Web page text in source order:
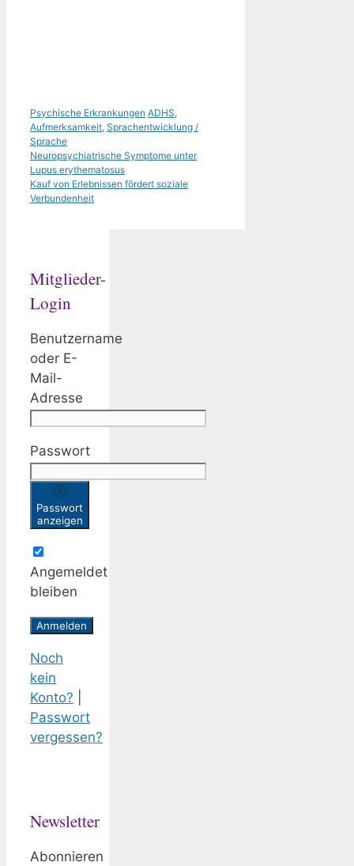
Kategorien
Psychische Erkrankungen Schlagwörter
ADHS
Aufmerksamkeit Sprachentwicklung /
Sprache
Neuropsychiatrische Symptome unter
Lupus erythematosus
Kauf von Erlebnissen fördert soziale
Verbundenheit
Mitglieder-
Login
Benutzername
oder E-
Mail-
Adresse
Passwort
Passwort
anzeigen
Angemeldet
bleiben
Noch
kein
Konto?
Passwort
vergessen?
Newsletter
Abonnieren